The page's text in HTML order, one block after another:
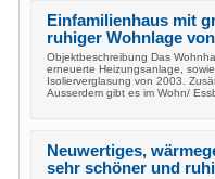
Einfamilienhaus mit
ruhiger Wohnlage
Objektbeschreibung Das
erneuerte Heizungsanlage,
Isolierverglasung von 2003.
Ausserdem gibt es im Wohn/
Neuwertiges,
sehr schöner und